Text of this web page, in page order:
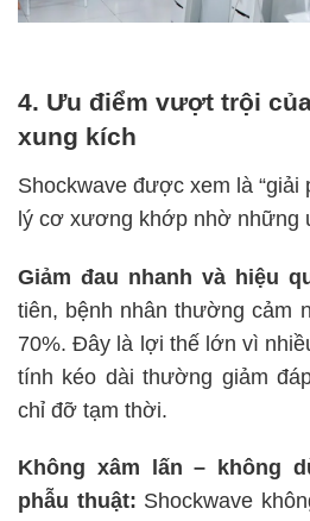
4. Ưu điểm vượt trội
xung kích
Shockwave được xem là “giải
lý cơ xương khớp nhờ những
Giảm đau nhanh và hiệu
tiên, bệnh nhân thường cảm
70%. Đây là lợi thế lớn vì
tính kéo dài thường giảm
chỉ đỡ tạm thời.
Không xâm lấn – không
phẫu thuật: Shockwave